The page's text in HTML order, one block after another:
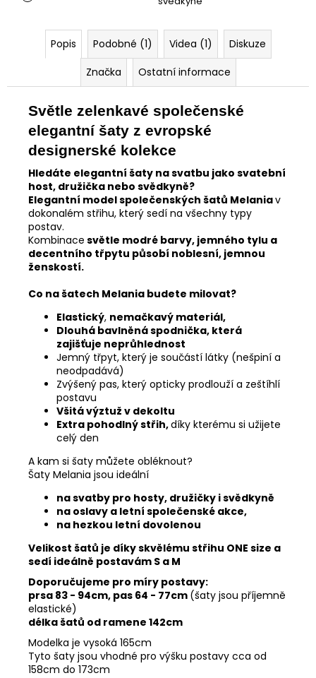
Popis Podobné (1) Videa (1)
Diskuze
Značka
Ostatní informace
Světle zelenkavé společenské
elegantní šaty z evropské
designerské kolekce
Hledáte elegantní šaty na svatbu jako svatební
host, družička nebo svědkyně?
Elegantní model společenských šatů Melaniav
dokonalém střihu, který sedí na všechny typy
postav.
Kombinace světle modré barvy, jemného tylu a
decentního třpytu působí noblesní, jemnou
ženskostí.
Co na šatech Melania budete milovat?
Elastický, nemačkavý materiál,
Dlouhá bavlněná spodnička, která
zajišťuje neprůhlednost
Jemný třpyt, který je součástí látky (nešpiní a
neodpadává)
Zvýšený pas, který opticky prodlouží a zeštíhlí
postavu
Všitá výztuž v dekoltu
Extra pohodlný střih,díky kterému si užijete
celý den
A kam si šaty můžete obléknout?
Šaty Melania jsou ideální
na svatby pro hosty, družičky i svědkyně
na oslavy a letní společenské akce,
na hezkou letní dovolenou
Velikost šatů je díky skvělému střihu ONE size a
sedí ideálně postavám S a M
Doporučujeme pro míry postavy:
prsa 83 - 94cm, pas 64 - 77cm (šaty jsou příjemně
elastické)
délka šatů od ramene 142cm
Modelka je vysoká 165cm
Tyto šaty jsou vhodné pro výšku postavy cca od
158cm do 173cm